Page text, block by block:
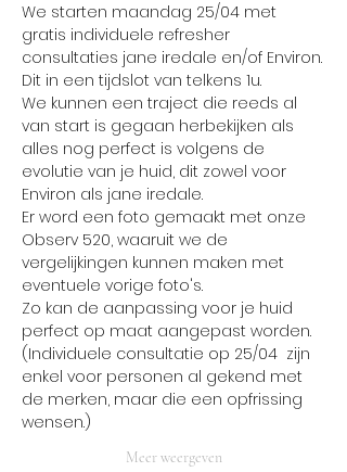
We starten maandag 25/04 met
gratis individuele refresher
consultaties jane iredale en/of Environ.
Dit in een tijdslot van telkens 1u.
We kunnen een traject die reeds al
van start is gegaan herbekijken als
alles nog perfect is volgens de
evolutie van je huid, dit zowel voor
Environ als jane iredale.
Er word een foto gemaakt met onze
Observ 520, waaruit we de
vergelijkingen kunnen maken met
eventuele vorige foto's.
Zo kan de aanpassing voor je huid
perfect op maat aangepast worden.
(Individuele consultatie op 25/04  zijn
enkel voor personen al gekend met
de merken, maar die een opfrissing
wensen.)
Meer weergeven